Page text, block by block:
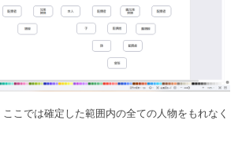
こでは確定した範囲内の全ての人物をもれなく